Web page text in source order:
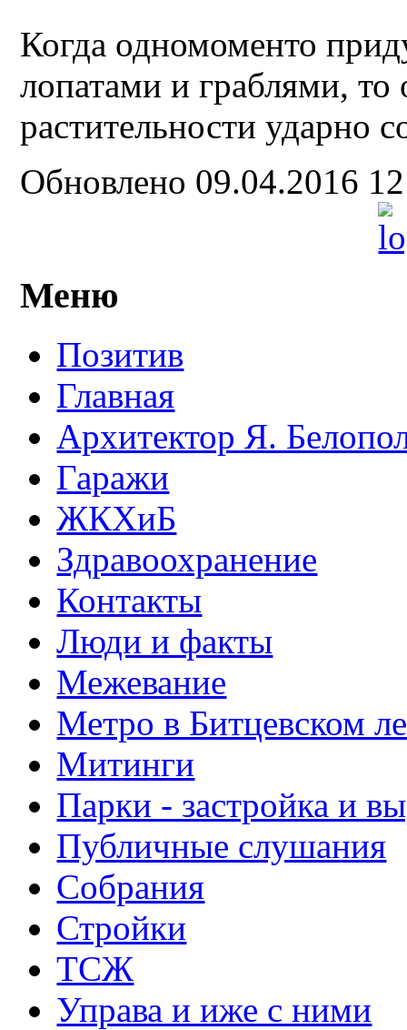
Когда одномоменто
лопатами и граблями, то
растительности ударно
Обновлено 09.04.2016
Меню
Позитив
Главная
Архитектор Я.
Гаражи
ЖКХиБ
Здравоохранение
Контакты
Люди и факты
Межевание
Метро в Битцевском
Митинги
Парки - застройка и
Публичные слушания
Собрания
Стройки
ТСЖ
Управа и иже с ними